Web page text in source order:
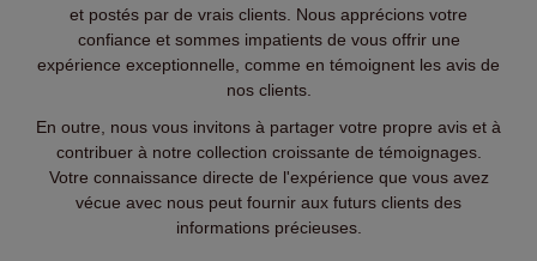
et postés par de vrais clients. Nous apprécions votre
confiance et sommes impatients de vous offrir une
expérience exceptionnelle, comme en témoignent les avis de
nos clients.
En outre, nous vous invitons à partager votre propre avis et à
contribuer à notre collection croissante de témoignages.
Votre connaissance directe de l'expérience que vous avez
vécue avec nous peut fournir aux futurs clients des
informations précieuses.